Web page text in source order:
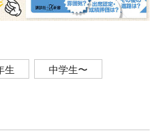
生
中学生〜